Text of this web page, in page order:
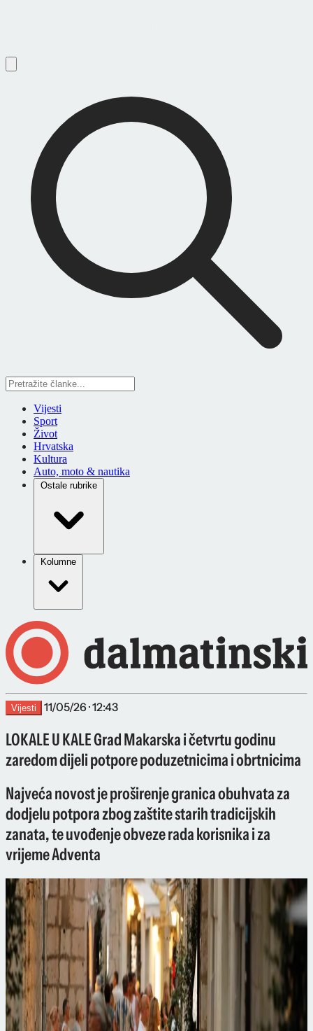
Vijesti
Sport
Život
Hrvatska
Kultura
Auto, moto & nautika
Ostale rubrike
Kolumne
Vijesti 11/05/26 · 12:43
LOKALE U KALE Grad Makarska i četvrtu godinu
zaredom dijeli potpore poduzetnicima i obrtnicima
Najveća novost je proširenje granica obuhvata za
dodjelu potpora zbog zaštite starih tradicijskih
zanata, te uvođenje obveze rada korisnika i za
vrijeme Adventa